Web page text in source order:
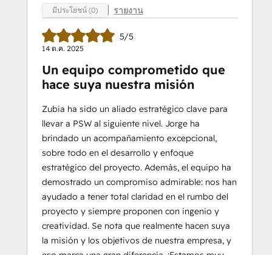
มีประโยชน์ (0) รายงาน
5/5
14 ต.ค. 2025
Un equipo comprometido que
hace suya nuestra misión
Zubia ha sido un aliado estratégico clave para
llevar a PSW al siguiente nivel. Jorge ha
brindado un acompañamiento excepcional,
sobre todo en el desarrollo y enfoque
estratégico del proyecto. Además, el equipo ha
demostrado un compromiso admirable: nos han
ayudado a tener total claridad en el rumbo del
proyecto y siempre proponen con ingenio y
creatividad. Se nota que realmente hacen suya
la misión y los objetivos de nuestra empresa, y